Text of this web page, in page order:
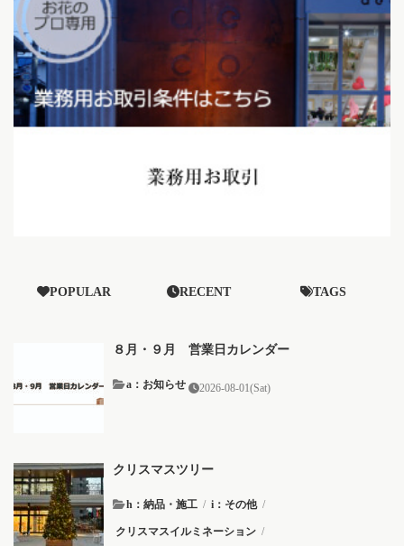
POPULAR RECENT TAGS
８月・９月 営業日カレンダー
a：お知らせ 2026-08-01(Sat)
クリスマスツリー
h：納品・施工 / i：その他 /
クリスマスイルミネーション /